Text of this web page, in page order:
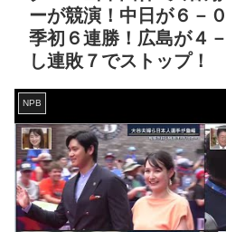
ーが競演！中日が６－
季初６連勝！広島が４
し連敗７でストップ！
NPB